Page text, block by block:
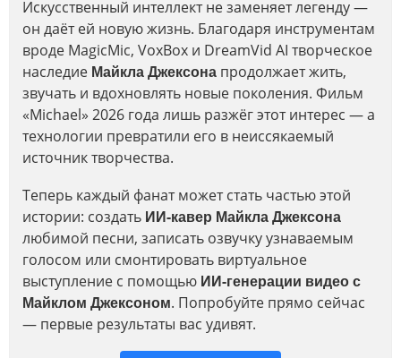
Искусственный интеллект не заменяет легенду —
он даёт ей новую жизнь. Благодаря инструментам
вроде MagicMic, VoxBox и DreamVid AI творческое
наследие Майкла Джексона продолжает жить,
звучать и вдохновлять новые поколения. Фильм
«Michael» 2026 года лишь разжёг этот интерес — а
технологии превратили его в неиссякаемый
источник творчества.
Теперь каждый фанат может стать частью этой
истории: создать ИИ-кавер Майкла Джексона
любимой песни, записать озвучку узнаваемым
голосом или смонтировать виртуальное
выступление с помощью ИИ-генерации видео с
Майклом Джексоном. Попробуйте прямо сейчас
— первые результаты вас удивят.